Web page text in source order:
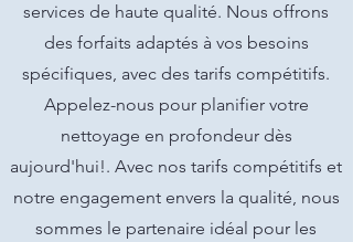
services de haute qualité. Nous offrons
des forfaits adaptés à vos besoins
spécifiques, avec des tarifs compétitifs.
Appelez-nous pour planifier votre
nettoyage en profondeur dès
aujourd'hui!. Avec nos tarifs compétitifs et
notre engagement envers la qualité, nous
sommes le partenaire idéal pour les